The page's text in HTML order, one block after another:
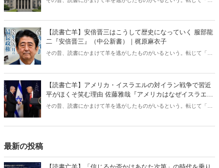
ある。元月刊『Hanada』編集部員のライター・梶原がお送りする時事
書評！
【読書亡羊】安倍晋三はこうして歴史になっていく 服部龍
二『安倍晋三』（中公新書）｜梶原麻衣子
その昔、読書にかまけて羊を逃がしたものがいるという。転じて「読
ある。元月刊『Hanada』編集部員のライター・梶原がお送りする時事
書評！
【読書亡羊】アメリカ・イスラエルの対イラン戦争で習近
平がほくそ笑む理由 佐藤雅哉『アメリカはなぜイスラエル
を支援するのか』（名古屋大学出版会）｜梶原麻衣子
その昔、読書にかまけて羊を逃がしたものがいるという。転じて「読
最新の投稿